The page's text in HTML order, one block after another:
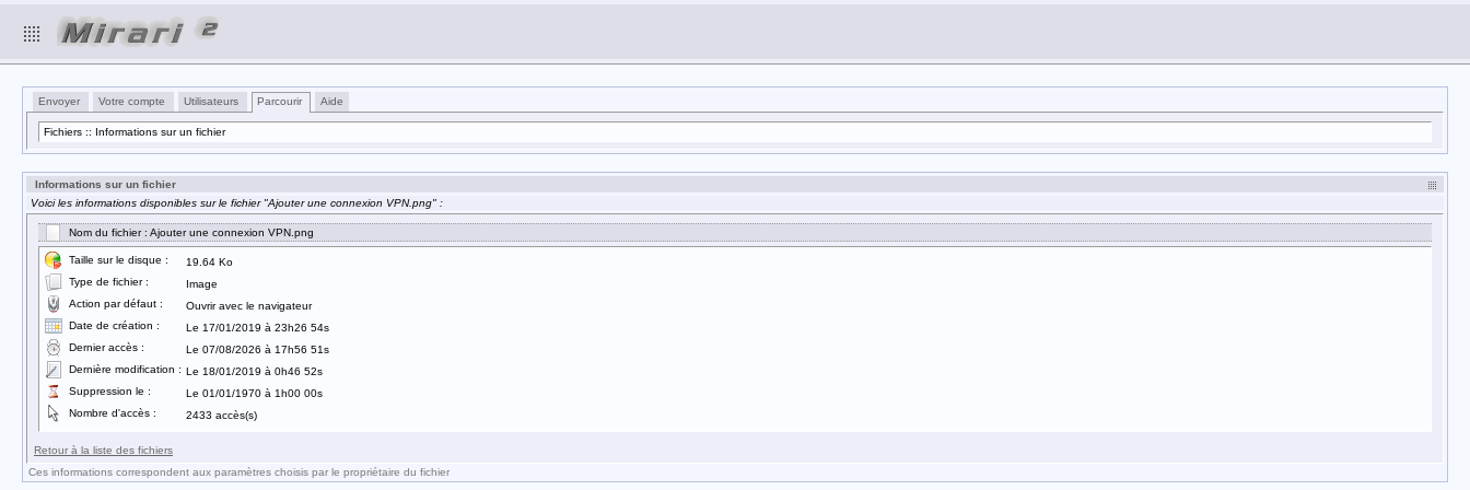
Envoyer Votre compte Utilisateurs Parcourir Aide
Fichiers :: Informations sur un fichier
Informations sur un fichier
Voici les informations disponibles sur le fichier "Ajouter une connexion VPN.png" :
Nom du fichier : Ajouter une connexion VPN.png
Taille sur le disque :
19.64 Ko
Type de fichier :
Image
Action par défaut :
Ouvrir avec le navigateur
Date de création :
Le 17/01/2019 à 23h26 54s
Dernier accès :
Le 07/08/2026 à 17h56 51s
Dernière modification : Le 18/01/2019 à 0h46 52s
Suppression le :
Le 01/01/1970 à 1h00 00s
Nombre d'accès :
2433 accès(s)
Retour à la liste des fichiers
Ces informations correspondent aux paramètres choisis par le propriétaire du fichier